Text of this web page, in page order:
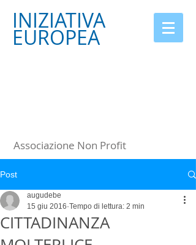
INIZIATIVA
EUROPEA
Associazione Non Profit
Post
CITTADINANZA
augudebe
15 giu 2016 Tempo di lettura: 2 min